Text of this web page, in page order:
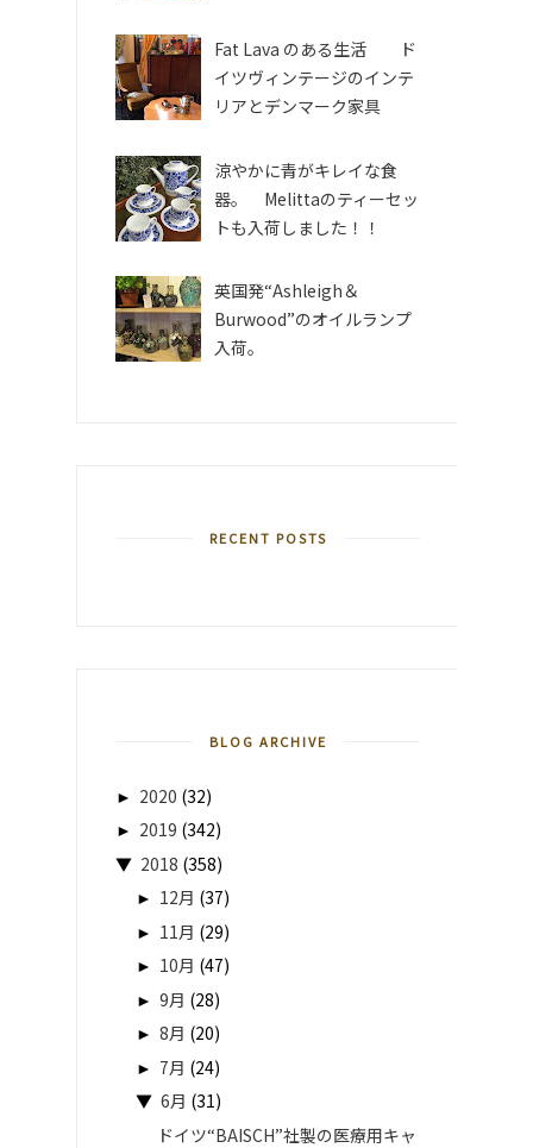
Fat Lava のある生活 ド
イツヴィンテージのインテ
リアとデンマーク家具
涼やかに青がキレイな食
器。 Melittaのティーセッ
トも入荷しました！！
英国発“Ashleigh＆
Burwood”のオイルランプ
入荷。
RECENT POSTS
BLOG ARCHIVE
► 2020 (32)
► 2019 (342)
▼ 2018 (358)
► 12月 (37)
► 11月 (29)
► 10月 (47)
► 9月 (28)
► 8月 (20)
► 7月 (24)
▼ 6月 (31)
ドイツ“BAISCH”社製の医療用キャ